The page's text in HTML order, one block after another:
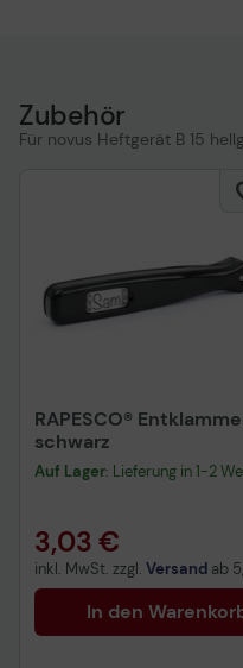
Zubehör
Für novus Heftgerät B 15
RAPESCO®
schwarz
Auf Lager: Lieferung in 1-2
3,03 €
inkl. MwSt. zzgl. Versand ab
In den